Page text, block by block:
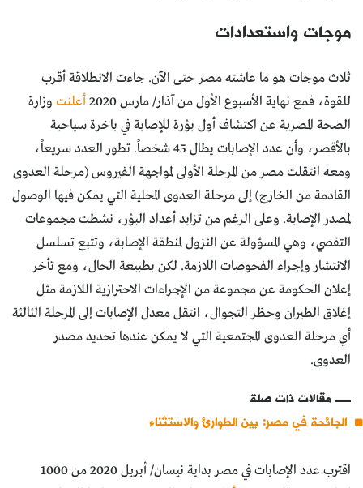
موجات واستعدادات
ثلاث موجات هو ما عاشته مصر حتى الآن. جاءت الانطلاقة أقرب
للقوة، فمع نهاية الأسبوع الأول من آذار/ مارس 2020
أعلنت وزارة
الصحة المصرية عن اكتشاف أول بؤرة للإصابة في باخرة سياحية
بالأقصر، وأن عدد الإصابات يطال 45 شخصاً. تطور العدد سريعاً،
ومعه انتقلت مصر من المرحلة الأولى لمواجهة الفيروس (مرحلة العدوى
القادمة من الخارج) إلى مرحلة العدوى المحلية التي يمكن فيها الوصول
لمصدر الإصابة. وعلى الرغم من تزايد أعداد البؤر، نشطت مجموعات
التقصي، وهي المسؤولة عن النزول لمنطقة الإصابة، وتتبع تسلسل
الانتشار وإجراء الفحوصات اللازمة. لكن بطبيعة الحال، ومع تأخر
إعلان الحكومة عن مجموعة من الإجراءات الاحترازية اللازمة مثل
إغلاق الطيران وحظر التجوال، انتقل معدل الإصابات إلى المرحلة الثالثة
أي مرحلة العدوى المجتمعية التي لا يمكن عندها تحديد مصدر
العدوى.
مقالات ذات صلة
الجائحة في مصر: بين الطوارئ والاستثناء
اقترب عدد الإصابات في مصر بداية نيسان/ أبريل 2020 من 1000